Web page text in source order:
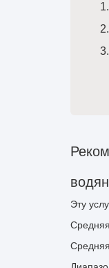
Эту